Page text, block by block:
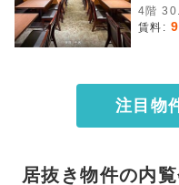
4
賃料:
注目物
居抜き物件の内